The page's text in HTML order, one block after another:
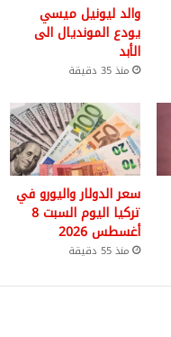
والد ليونيل ميسي
يودع المونديال الى
الأبد
منذ 35 دقيقة
سعر الدولار واليورو في
تركيا اليوم السبت 8
أغسطس 2026
منذ 55 دقيقة